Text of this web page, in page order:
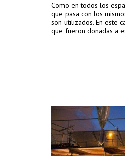
Como en todos los
que pasa con los
son utilizados. En este
que fueron donadas a